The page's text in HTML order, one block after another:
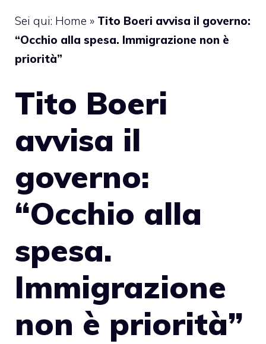
Sei qui: Home » Tito Boeri avvisa il governo:
“Occhio alla spesa. Immigrazione non è
priorità”
Tito Boeri
avvisa il
governo:
“Occhio alla
spesa.
Immigrazione
non è priorità”